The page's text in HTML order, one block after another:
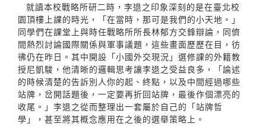
就讀本校戰略所研二時，李退之印象深刻的是在臺北校
園頂樓上課的時光，「在當時，那可是我們的小天地。」
同學們在課堂上與時任戰略所所長林郁方交鋒辯論，同儕
間熱烈討論國際關係與軍事議題，這些畫面歷歷在目，彷
彿仍在昨日。其中開設「小國外交現況」選修課的外籍教
授尼凱駿，他清晰的邏輯思考讓李退之受益良多，「論述
的時候清楚的告訴別人你的起、終點，以及中間經過哪些
站牌，岔開話題後，一定要再折回站牌，最後作個漂亮的
收尾。」李退之從而整理出一套屬於自己的「站牌哲
學」，甚至將其概念應用在之後的選舉策略上。